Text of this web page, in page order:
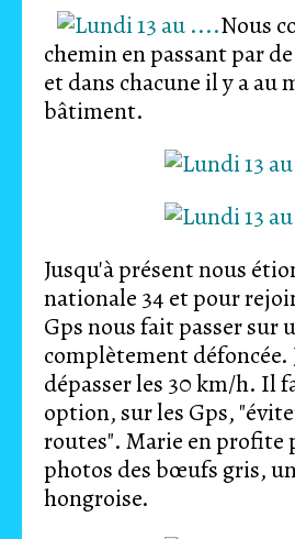
Nous
chemin en passant par
et dans chacune il y a au
bâtiment.
Jusqu'à présent nous
nationale 34 et pour
Gps nous fait passer sur
complètement défoncée.
dépasser les 30 km/h. Il
option, sur les Gps,
routes". Marie en profite
photos des bœufs gris,
hongroise.